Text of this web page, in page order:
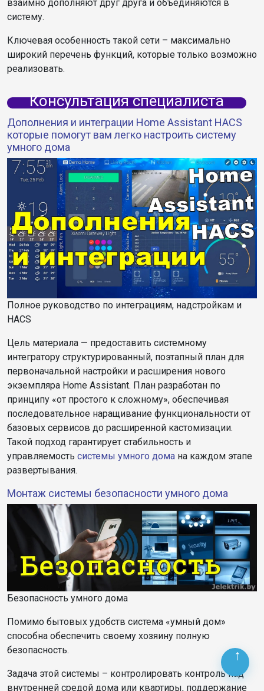
взаимно дополняют друг друга и объединяются в
систему.
Ключевая особенность такой сети – максимально
широкий перечень функций, которые только возможно
реализовать.
Консультация специалиста
Дополнения и интеграции Home Assistant HACS
которые помогут вам легко настроить систему
умного дома
Полное руководство по интеграциям, надстройкам и
HACS
Цель материала — предоставить системному
интегратору структурированный, поэтапный план для
первоначальной настройки и расширения нового
экземпляра Home Assistant. План разработан по
принципу «от простого к сложному», обеспечивая
последовательное наращивание функциональности от
базовых сервисов до расширенной кастомизации.
Такой подход гарантирует стабильность и
управляемость системы умного дома на каждом этапе
развертывания.
Монтаж системы безопасности умного дома
Безопасность умного дома
Помимо бытовых удобств система «умный дом»
способна обеспечить своему хозяину полную
безопасность.
Задача этой системы – контролировать контроль над
внутренней средой дома или квартиры, поддержание